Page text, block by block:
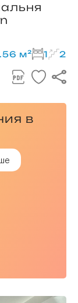
м² 1 2
в